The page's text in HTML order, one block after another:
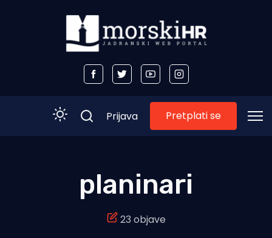
Prijava Pretplati se
planinari
23 objave